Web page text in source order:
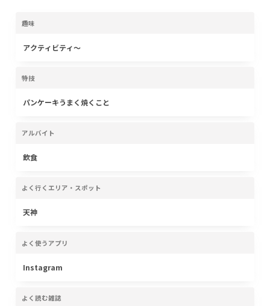
趣味
アクティビティ〜
特技
パンケーキうまく焼くこと
アルバイト
飲食
よく行くエリア・スポット
天神
よく使うアプリ
Instagram
よく読む雑誌